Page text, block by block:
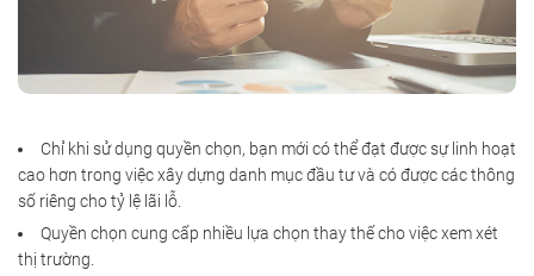
Chỉ khi sử dụng quyền chọn, bạn mới có thể đạt được sự linh hoạt
cao hơn trong việc xây dựng danh mục đầu tư và có được các thông
số riêng cho tỷ lệ lãi lỗ.
Quyền chọn cung cấp nhiều lựa chọn thay thế cho việc xem xét
thị trường.